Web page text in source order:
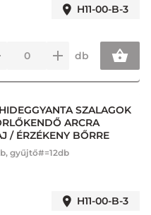
H11-00-B-3
db
SZALAGOK
ARCRA
/ ÉRZÉKENY BŐRRE
gyűjtő#=12db
H11-00-B-3